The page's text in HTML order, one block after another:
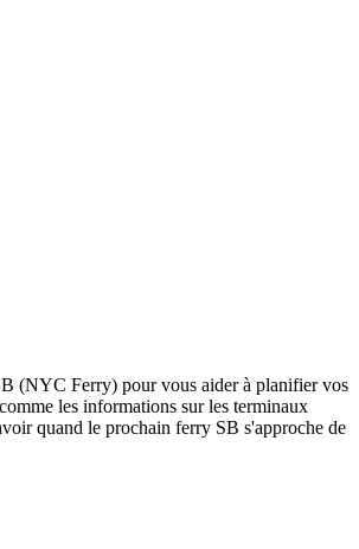
(NYC Ferry) pour vous aider à planifier vos
les informations sur les terminaux
quand le prochain ferry SB s'approche de